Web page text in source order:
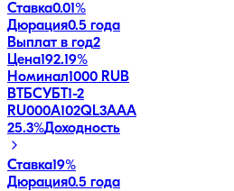
Ставка0.01%
Дюрация0.5 года
Выплат в год2
Цена192.19%
Номинал1000 RUB
ВТБСУБТ1-2
RU000A102QL3AAA
25.3%Доходность
Ставка19%
Дюрация0.5 года